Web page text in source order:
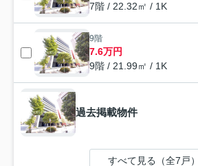
7階 / 22.32㎡ / 1K
9階
7.6万円
9階 / 21.99㎡ / 1K
過去掲載物件
すべて見る（全7戸）